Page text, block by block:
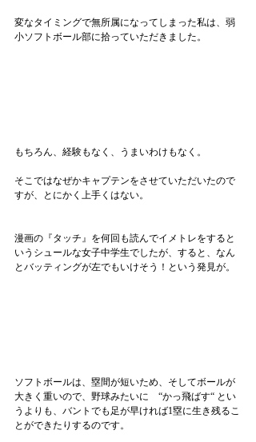
変なタイミングで無所属になってしまった私は、弱
小ソフトボール部に拾っていただきました。
もちろん、経験もなく、うまいわけもなく。
そこではなぜかキャプテンをさせていただいたので
すが、とにかく上手くはない。
漫画の『タッチ』を何回も読んでイメトレをすると
いうシュールな女子中学生でしたが、すると、なん
とバッティングが左でもいけそう！という発見が。
ソフトボールは、塁間が短いため、そしてボールが
大きく重いので、野球みたいに　“かっ飛ばす“ とい
うよりも、バントでも足が早ければ1塁に生き残るこ
とができたりするのです。